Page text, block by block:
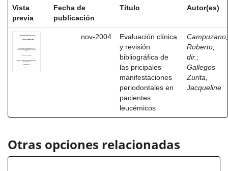
Vista
previa
Fecha de
publicación
Título Autor(es)
nov-2004
Evaluación clínica
y revisión
bibliográfica de
las pricipales
manifestaciones
periodontales en
pacientes
leucémicos
Campuzano,
Roberto,
dir. ;
Gallegos
Zurita,
Jacqueline
Otras opciones relacionadas